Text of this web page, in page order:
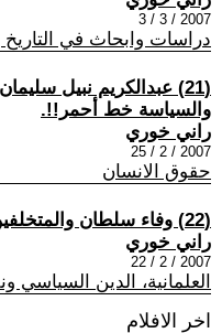
2007 / 3 / 3
دراسات وابحاث في التاريخ
(21) عبدالكريم نبيل
والسياسة خط أحمر!!.
راني خوري
2007 / 2 / 25
حقوق الانسان
(22) وفاء سلطان والمتخلفين عقليا!!
راني خوري
2007 / 2 / 22
العلمانية، الدين السياسي
اخر الافلام